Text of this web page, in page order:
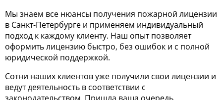
Мы знаем все нюансы получения пожарной лицензии
в Санкт-Петербурге и применяем индивидуальный
подход к каждому клиенту. Наш опыт позволяет
оформить лицензию быстро, без ошибок и с полной
юридической поддержкой.
Сотни наших клиентов уже получили свои лицензии и
ведут деятельность в соответствии с